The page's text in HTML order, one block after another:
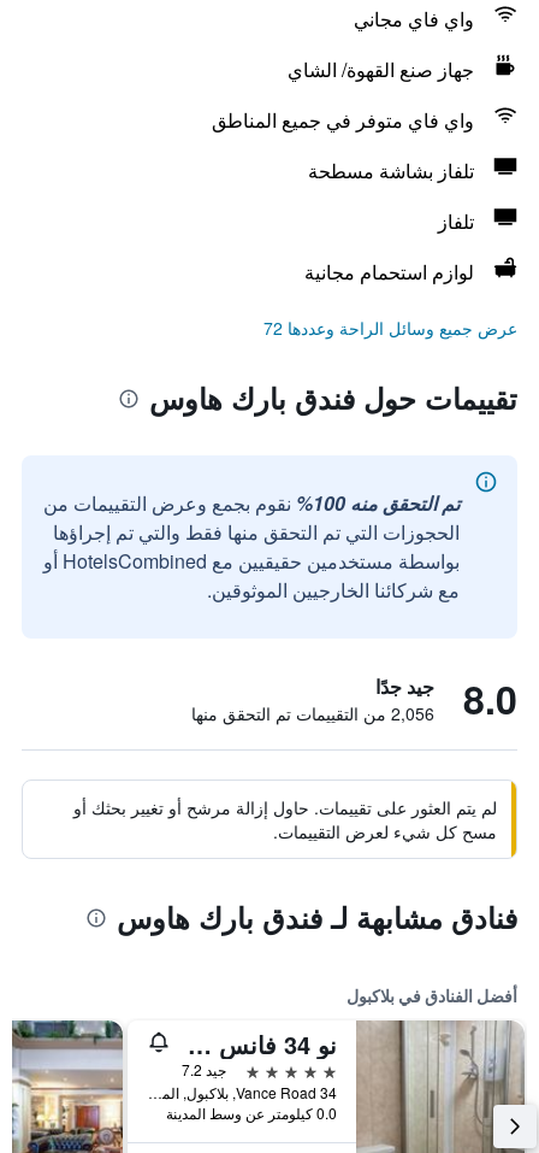
واي فاي مجاني
جهاز صنع القهوة/ الشاي
واي فاي متوفر في جميع المناطق
تلفاز بشاشة مسطحة
تلفاز
لوازم استحمام مجانية
عرض جميع وسائل الراحة وعددها 72
تقييمات حول فندق بارك هاوس
تم التحقق منه 100%
نقوم بجمع وعرض التقييمات من
الحجوزات التي تم التحقق منها فقط والتي تم إجراؤها
بواسطة مستخدمين حقيقيين مع HotelsCombined أو
مع شركائنا الخارجيين الموثوقين.
8.0 جيد جدًا
2,056 من التقييمات تم التحقق منها
لم يتم العثور على تقييمات. حاول إزالة مرشح أو تغيير بحثك أو
مسح كل شيء لعرض التقييمات.
فنادق مشابهة لـ فندق بارك هاوس
أفضل الفنادق في بلاكبول
نو 34 فانس رود
5 نجوم
جيد 7.2
34 Vance Road, بلاكبول, المملكة المتحدة
0.0 كيلومتر عن وسط المدينة